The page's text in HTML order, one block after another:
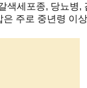
색세포종, 당뇨병
은 주로 중년령 이